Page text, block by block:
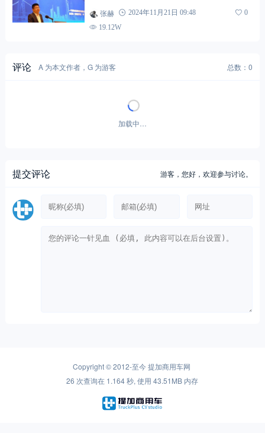
张赫 2024年11月21日 09:48
0
19.12W
评论 A 为本文作者，G 为游客 总数：0
加载中…
提交评论 游客，您好，欢迎参与讨论。
Copyright © 2012-至今提加商用车网
26 次查询在 1.164 秒, 使用 43.51MB 内存